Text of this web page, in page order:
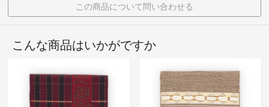
この商品について問い合わせる
こんな商品はいかがですか